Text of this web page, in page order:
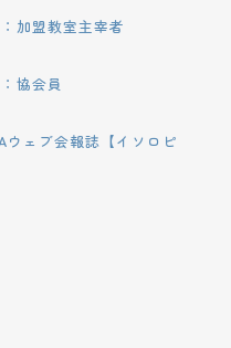
加盟教室主宰者
協会員
ェブ会報誌【イソロピ